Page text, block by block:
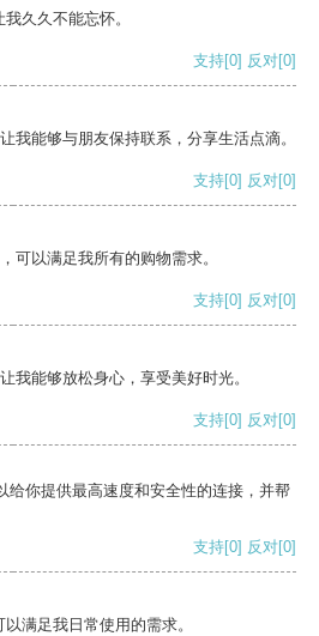
久久不能忘怀。
支持[0] 反对[0]
我能够与朋友保持联系，分享生活点滴。
支持[0] 反对[0]
可以满足我所有的购物需求。
支持[0] 反对[0]
我能够放松身心，享受美好时光。
支持[0] 反对[0]
给你提供最高速度和安全性的连接，并帮
支持[0] 反对[0]
满足我日常使用的需求。